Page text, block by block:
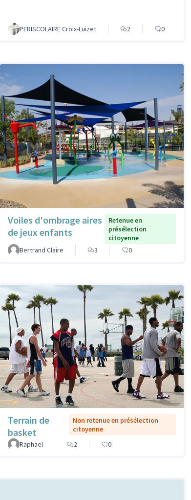
PERISCOLAIRE Croix-Luizet 2 0
Voiles d'ombrage aires
de jeux enfants
Retenue en
présélection
citoyenne
Bertrand Claire
3 0
Terrain de
basket
Non retenue en présélection
citoyenne
Raphaël
2 0